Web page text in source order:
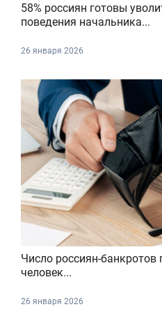
58% россиян готовы
поведения начальника...
26 января 2026
Число россиян-
человек...
26 января 2026